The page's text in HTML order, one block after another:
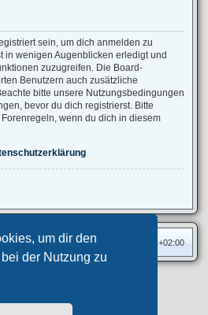
um dir den
der Nutzung zu
sein, um dich anmelden zu
in wenigen Augenblicken erledigt und
zuzugreifen. Die Board-
Benutzern auch zusätzliche
bitte unsere Nutzungsbedingungen
bevor du dich registrierst. Bitte
wenn du dich in diesem
Alle Zeiten sind UTC+02:00
©